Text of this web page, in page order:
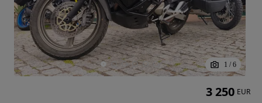
1 / 6
3 250 EUR